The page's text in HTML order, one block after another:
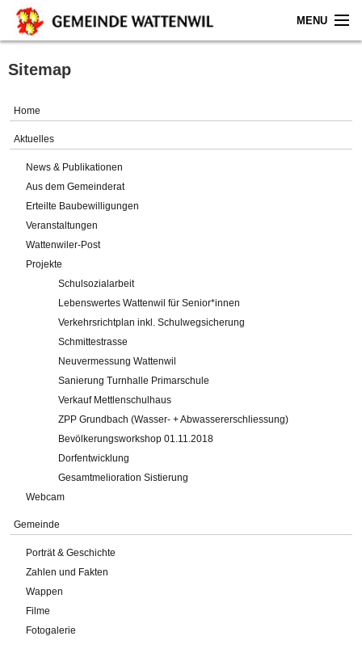
MENU
Home
Gemeinde
Verwaltung
Online-Service
Impressum
Sitemap
Home
Aktuelles
News & Publikationen
Aus dem Gemeinderat
Erteilte Baubewilligungen
Veranstaltungen
Wattenwiler-Post
Projekte
Schulsozialarbeit
Lebenswertes Wattenwil für Senior*innen
Verkehrsrichtplan inkl. Schulwegsicherung
Schmittestrasse
Neuvermessung Wattenwil
Sanierung Turnhalle Primarschule
Verkauf Mettlenschulhaus
ZPP Grundbach (Wasser- + Abwassererschliessung)
Bevölkerungsworkshop 01.11.2018
Dorfentwicklung
Gesamtmelioration Sistierung
Webcam
Gemeinde
Porträt & Geschichte
Zahlen und Fakten
Wappen
Filme
Fotogalerie